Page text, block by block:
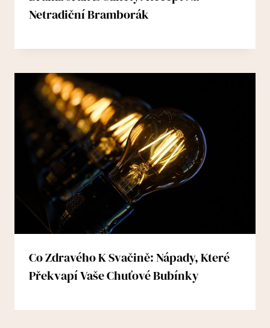
Netradiční Bramborák
Co Zdravého K Svačině: Nápady, Které
Překvapí Vaše Chuťové Bubínky